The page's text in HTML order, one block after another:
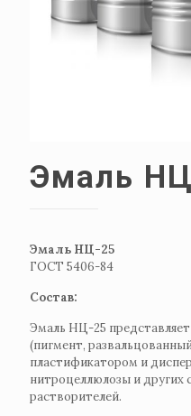
Эмаль
Эмаль НЦ-25
ГОСТ 5406-84
Состав:
Эмаль НЦ-25
(пигмент,
пластификатором и
нитроцеллюлозы и других
растворителей.